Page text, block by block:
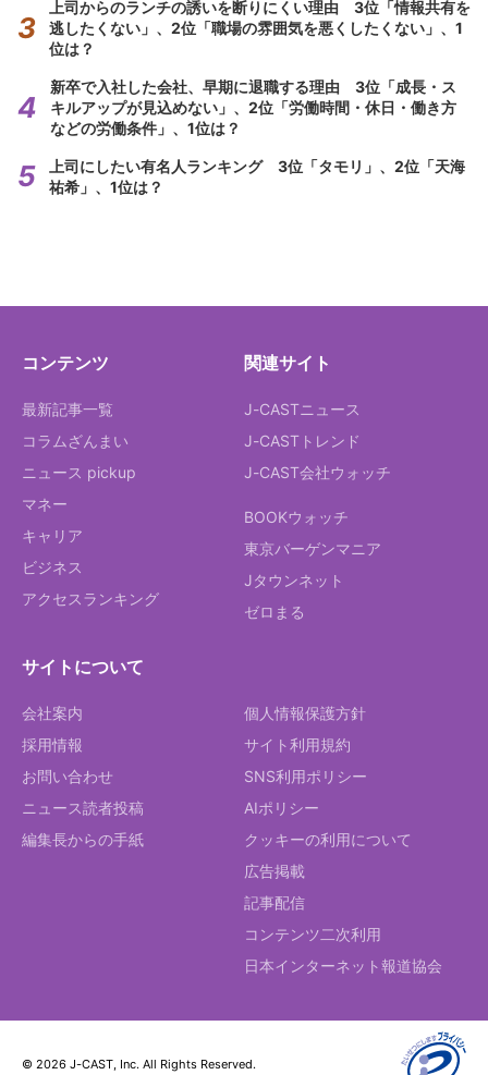
上司からのランチの誘いを断りにくい理由 3位「情報共有を
逃したくない」、2位「職場の雰囲気を悪くしたくない」、1
位は？
新卒で入社した会社、早期に退職する理由 3位「成長・ス
キルアップが見込めない」、2位「労働時間・休日・働き方
などの労働条件」、1位は？
上司にしたい有名人ランキング 3位「タモリ」、2位「天海
祐希」、1位は？
コンテンツ
最新記事一覧
コラムざんまい
ニュース pickup
マネー
キャリア
ビジネス
アクセスランキング
関連サイト
J-CASTニュース
J-CASTトレンド
J-CAST会社ウォッチ
BOOKウォッチ
東京バーゲンマニア
Jタウンネット
ゼロまる
サイトについて
会社案内
採用情報
お問い合わせ
ニュース読者投稿
編集長からの手紙
個人情報保護方針
サイト利用規約
SNS利用ポリシー
AIポリシー
クッキーの利用について
広告掲載
記事配信
コンテンツ二次利用
日本インターネット報道協会
© 2026 J-CAST, Inc. All Rights Reserved.